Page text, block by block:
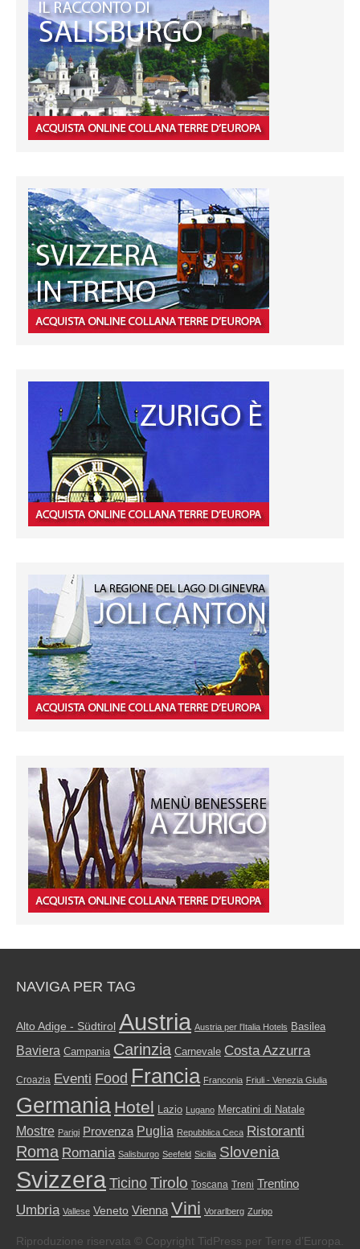
NAVIGA PER TAG
Alto Adige - Südtirol Austria Austria per l'Italia Hotels Basilea
Baviera Campania Carinzia Carnevale Costa Azzurra
Croazia Eventi Food Francia Franconia Friuli - Venezia Giulia
Germania Hotel Lazio Lugano Mercatini di Natale
Mostre Parigi Provenza Puglia Repubblica Ceca Ristoranti
Roma Romania Salisburgo Seefeld Sicilia Slovenia
Svizzera Ticino Tirolo Toscana Treni Trentino
Umbria Vallese Veneto Vienna Vini Vorarlberg Zurigo
Riproduzione riservata © Copyright TidPress per Terre d’Europa.